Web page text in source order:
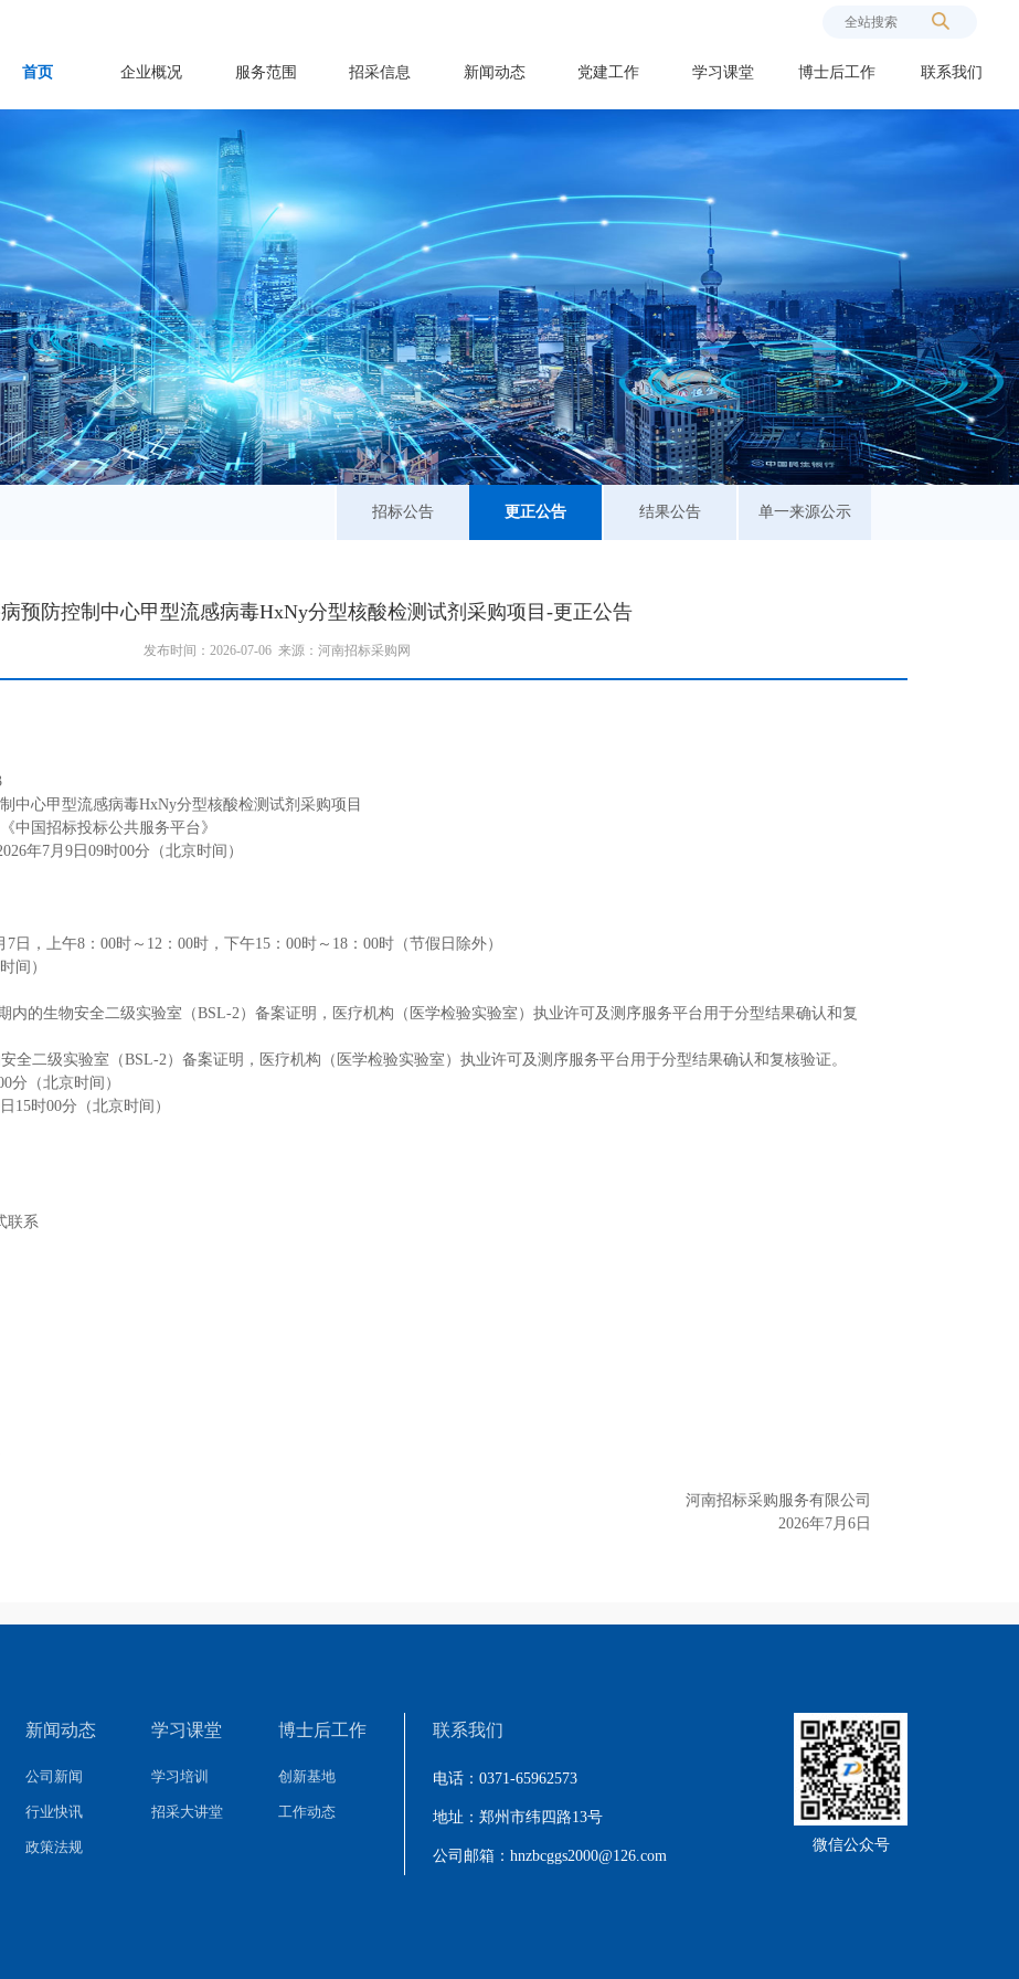
首页 企业概况 服务范围 招采信息 新闻动态 党建工作 学习课堂 博士后工作 联系我们
单一来源公示
结果公告
更正公告
招标公告
预防控制中心甲型流感病毒HxNy分型核酸检测试剂采购项目-更正公告
发布时间：2026-07-06 来源：河南招标采购网
中心甲型流感病毒HxNy分型核酸检测试剂采购项目
《中国招标投标公共服务平台》
6年7月9 日09时00分（北京时间）
7 日，上午8 ：00时 ～ 12 ：00时，下午15 ：00时 ～ 18 ：00时（节假日除外）
间）
内的生物安全二级实验室 （BSL-2）备案证明，医疗机构（医学检验实验室）执业许可及测序服务平台用于分型结果确认和复
全二级实验室 （BSL-2）备案证明，医疗机构（医学检验实验室）执业许可及测序服务平台用于分型结果确认和复核验证。
0分（北京时间）
日 15时00分（北京时间）
联系
河南招标采购服务有限公司
2026年7月 6日
新闻动态
公司新闻
行业快讯
政策法规
学习课堂
学习培训
招采大讲堂
博士后工作
创新基地
工作动态
联系我们
电话：0371-65962573
地址：郑州市纬四路13号
公司邮箱：hnzbcggs2000@126.com
微信公众号